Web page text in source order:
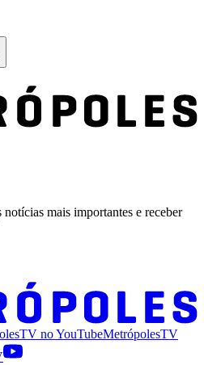
mais importantes e receber
noYouTubeMetrópolesTV